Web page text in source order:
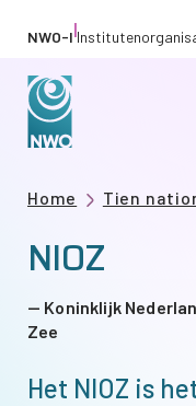
naar
gaan
NWO-I|
Kruimelpad
Home Tien
NIOZ
Koninklijk
Zee
Het NIOZ is